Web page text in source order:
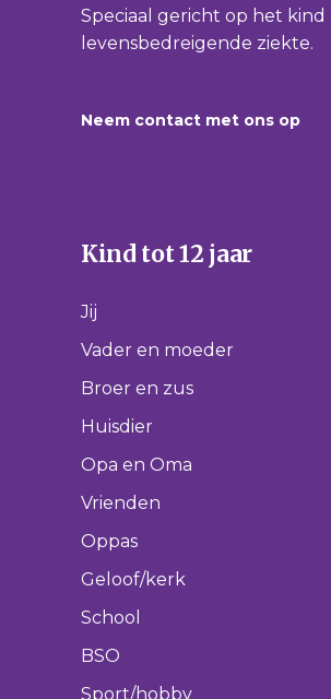
Speciaal gericht op het kind
levensbedreigende ziekte.
Neem contact met ons op
Kind tot 12 jaar
Jij
Vader en moeder
Broer en zus
Huisdier
Opa en Oma
Vrienden
Oppas
Geloof/kerk
School
BSO
Sport/hobby